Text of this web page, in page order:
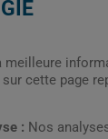
meilleure
cette page
: Nos